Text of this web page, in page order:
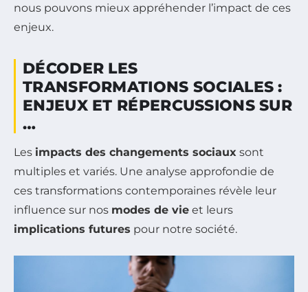
nous pouvons mieux appréhender l’impact de ces
enjeux.
DÉCODER LES
TRANSFORMATIONS SOCIALES :
ENJEUX ET RÉPERCUSSIONS SUR
…
Les impacts des changements sociaux sont
multiples et variés. Une analyse approfondie de
ces transformations contemporaines révèle leur
influence sur nos modes de vie et leurs
implications futures pour notre société.